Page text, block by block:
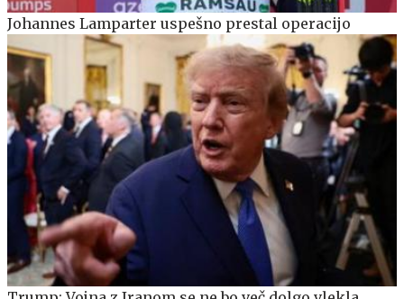
Johannes Lamparter uspešno prestal operacijo